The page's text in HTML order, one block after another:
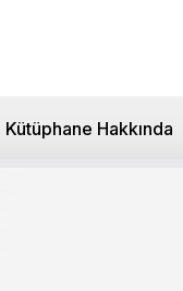
Kütüphane Hakkında